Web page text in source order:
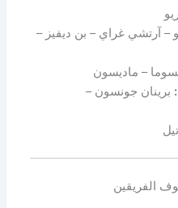
– آرتشي غراي – بن ديفيز –
– ماديسون
برينان جونسون –
الفريقين